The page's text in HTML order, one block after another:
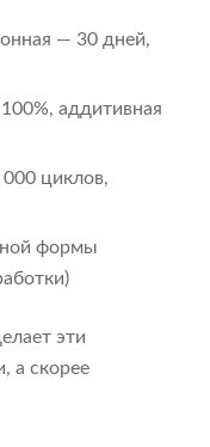
— 30 дней,
аддитивная
циклов,
формы
эти
а скорее